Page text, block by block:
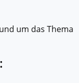
um das Thema